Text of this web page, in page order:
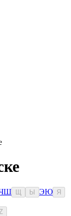
Ш Ы ЭЮ Я
Z